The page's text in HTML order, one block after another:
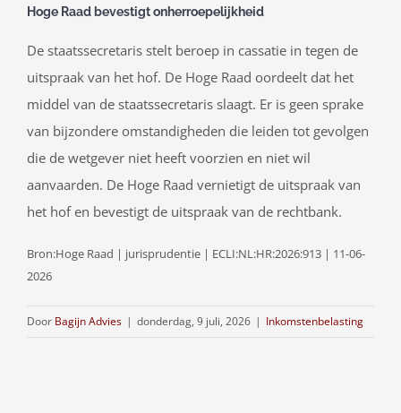
Hoge Raad bevestigt onherroepelijkheid
De staatssecretaris stelt beroep in cassatie in tegen de
uitspraak van het hof. De Hoge Raad oordeelt dat het
middel van de staatssecretaris slaagt. Er is geen sprake
van bijzondere omstandigheden die leiden tot gevolgen
die de wetgever niet heeft voorzien en niet wil
aanvaarden. De Hoge Raad vernietigt de uitspraak van
het hof en bevestigt de uitspraak van de rechtbank.
Bron:Hoge Raad | jurisprudentie | ECLI:NL:HR:2026:913 | 11-06-
2026
Door Bagijn Advies | donderdag, 9 juli, 2026 | Inkomstenbelasting